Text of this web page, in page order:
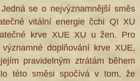
se o nejvýznamnější směs
vitální energie čchi QI XU
krve XUE XU u žen. Pro
doplňování krve XUE,
pravidelným ztrátám během
této směsi spočívá v tom, že